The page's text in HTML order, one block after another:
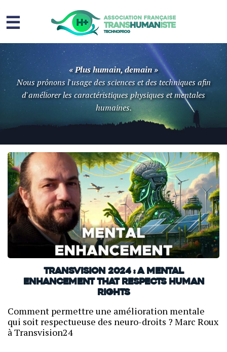
☰
Homme augmenté
Immortalité ?
Question sociale
Risques
Contact
« Plus humain, demain »
Nous prônons l'usage des sciences et des techniques afin
d'améliorer les caractéristiques physiques et mentales
humaines.
TransVision 2024 : A mental
enhancement that respects human
rights
Comment permettre une amélioration mentale
qui soit respectueuse des neuro-droits ? Marc Roux
à Transvision24